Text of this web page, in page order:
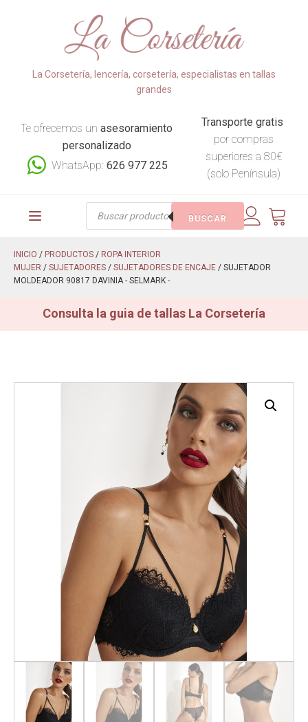
La Corsetería, lencería, corsetería, especialistas en tallas
grandes
Te ofrecemos unasesoramiento
personalizado
WhatsApp:626 977 225
Transporte gratis
por compras
superiores a 80€
(solo Península)
Búsqueda
BUSCAR
INICIO / PRODUCTOS / ROPA INTERIOR
MUJER / SUJETADORES / SUJETADORES DE ENCAJE / SUJETADOR
MOLDEADOR 90817 DAVINIA - SELMARK -
Consulta la guia de tallas La Corsetería